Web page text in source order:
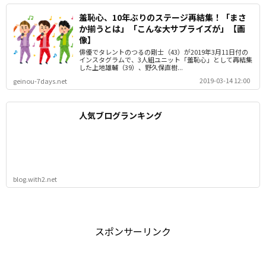
羞恥心、10年ぶりのステージ再結集！「まさ
か揃うとは」「こんな大サプライズが」【画
像】
俳優でタレントのつるの剛士（43）が2019年3月11日付の
インスタグラムで、3人組ユニット「羞恥心」として再結集
した上地雄輔（39）、野久保直樹...
geinou-7days.net
2019-03-14 12:00
人気ブログランキング
blog.with2.net
スポンサーリンク